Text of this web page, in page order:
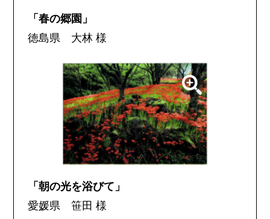
「春の郷園」
徳島県 大林 様
「朝の光を浴びて」
愛媛県 笹田 様